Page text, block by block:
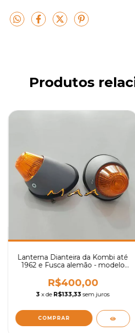
Produtos
Lanterna Dianteira da Kombi até
1962 e Fusca alemão - modelo
R$400,00
3 x de R$133,33 sem juros
COMPRAR